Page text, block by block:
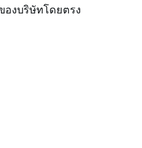
องบริษัทโดยตรง